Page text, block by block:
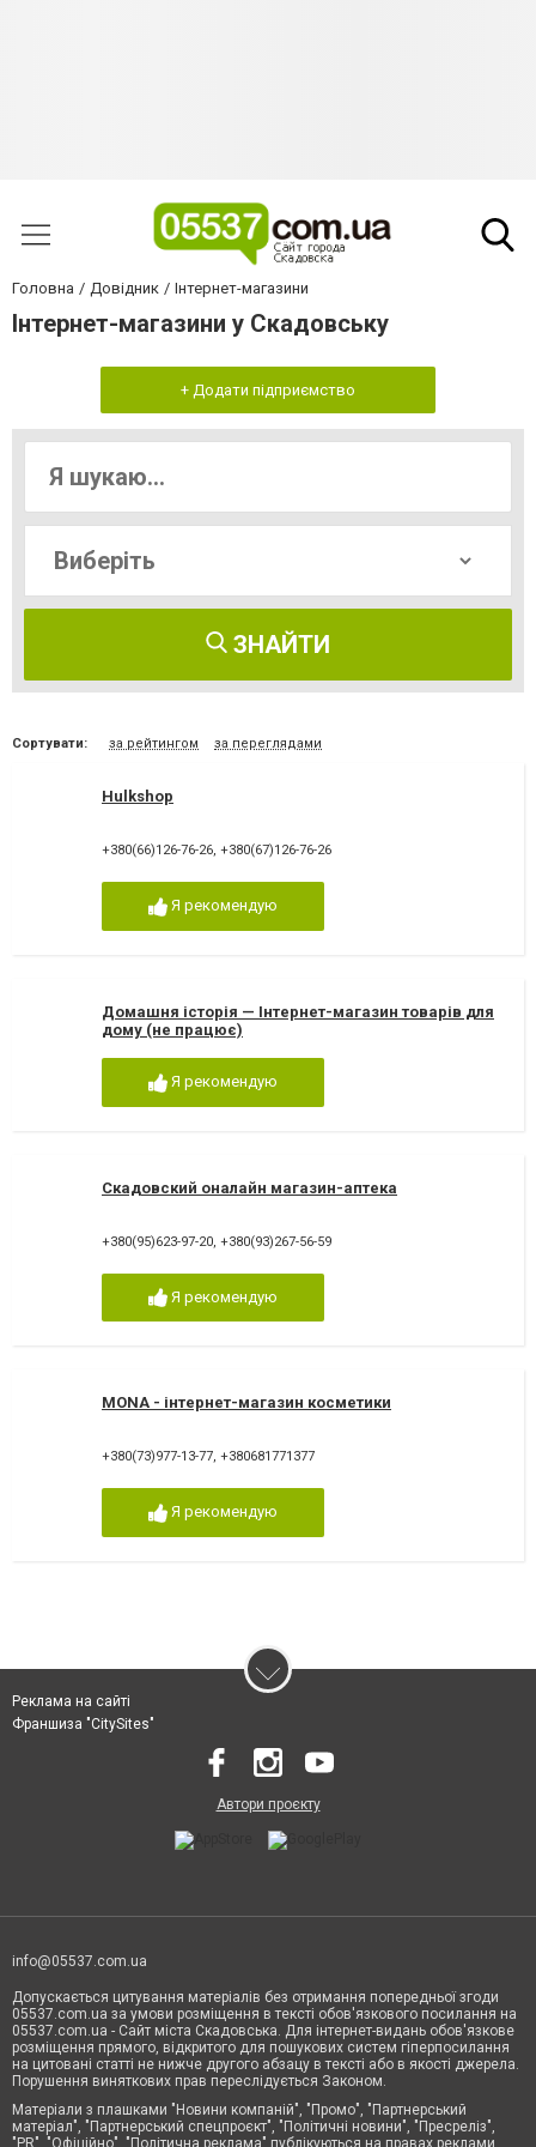
Головна Довідник Інтернет-магазини
Інтернет-магазини у Скадовську
+ Додати підприємство
ЗНАЙТИ
Сортувати: за рейтингом за переглядами
Hulkshop
+380(66)126-76-26, +380(67)126-76-26
Я рекомендую
Домашня історія — Інтернет-магазин товарів для
дому (не працює)
Я рекомендую
Скадовский оналайн магазин-аптека
+380(95)623-97-20, +380(93)267-56-59
Я рекомендую
MONA - інтернет-магазин косметики
+380(73)977-13-77, +380681771377
Я рекомендую
Реклама на сайті
Франшиза "CitySites"
Автори проєкту
info@05537.com.ua
Допускається цитування матеріалів без отримання попередньої згоди
05537.com.ua за умови розміщення в тексті обов'язкового посилання на
05537.com.ua - Сайт міста Скадовська. Для інтернет-видань обов'язкове
розміщення прямого, відкритого для пошукових систем гіперпосилання
на цитовані статті не нижче другого абзацу в тексті або в якості джерела.
Порушення виняткових прав переслідується Законом.
Матеріали з плашками "Новини компаній", "Промо", "Партнерський
матеріал", "Партнерський спецпроєкт", "Політичні новини", "Пресреліз",
"PR", "Офіційно", "Політична реклама" публікуються на правах реклами.